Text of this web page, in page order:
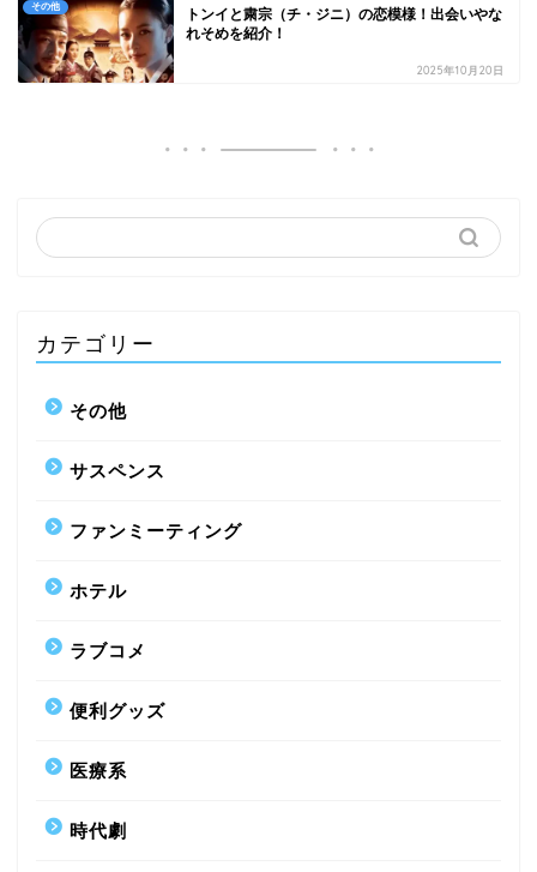
その他
トンイと粛宗（チ・ジニ）の恋模様！出会いやな
れそめを紹介！
2025年10月20日
カテゴリー
その他
サスペンス
ファンミーティング
ホテル
ラブコメ
便利グッズ
医療系
時代劇